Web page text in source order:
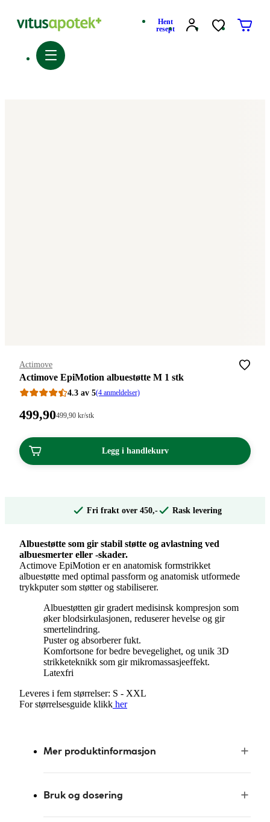
Hent
resept
Merke:
Actimove
Actimove EpiMotion albuestøtte M 1 stk
4.3 av 5(4 anmeldelser)
Pris:
kroner.
499,90Stykkpris:
kroner.
499 ,90 kr/stk
Legg i handlekurv
Fri frakt over 450,- Rask levering
Albuestøtte som gir stabil støtte og avlastning ved
albuesmerter eller -skader.
Actimove EpiMotion er en anatomisk formstrikket
albuestøtte med optimal passform og anatomisk utformede
trykkputer som støtter og stabiliserer.
Albuestøtten gir gradert medisinsk kompresjon som
øker blodsirkulasjonen, reduserer hevelse og gir
smertelindring.
Puster og absorberer fukt.
Komfortsone for bedre bevegelighet, og unik 3D
strikketeknikk som gir mikromassasjeeffekt.
Latexfri
Leveres i fem størrelser: S - XXL
For størrelsesguide klikk her
Mer produktinformasjon
Bruk og dosering